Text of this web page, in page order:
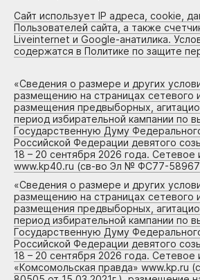
Сайт использует IP адреса, cookie,
Пользователей сайта, а также
Liveinternet и Google-анатилика.
содержатся в Политике по защите
«Сведения о размере и других
размещению на страницах сетевого
размещения предвыборных,
период избирательной кампании по
Государственную Думу
Российской Федерации девятого
18 – 20 сентября 2026 года. Сетевое
www.kp40.ru (св-во Эл № ФС77-58967
«Сведения о размере и других
размещению на страницах сетевого
размещения предвыборных,
период избирательной кампании по
Государственную Думу
Российской Федерации девятого
18 – 20 сентября 2026 года. Сетевое
«Комсомольская правда» www.kp.ru